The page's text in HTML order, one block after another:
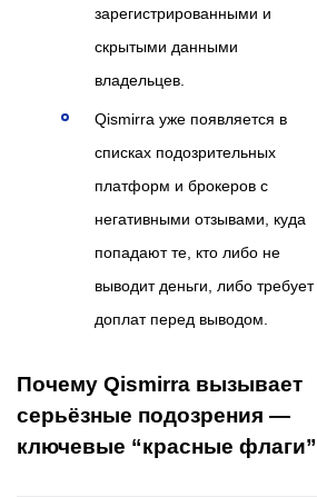
зарегистрированными и
скрытыми данными
владельцев.
Qismirra уже появляется в
списках подозрительных
платформ и брокеров с
негативными отзывами, куда
попадают те, кто либо не
выводит деньги, либо требует
доплат перед выводом.
Почему Qismirra вызывает
серьёзные подозрения —
ключевые “красные флаги”